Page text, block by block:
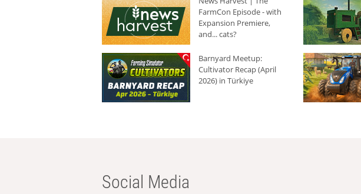
FarmCon Episode - with
Expansion Premiere,
and... cats?
Barnyard Meetup:
Cultivator Recap (April
2026) in Türkiye
Social Media